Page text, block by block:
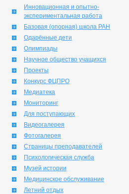
Инновационная и опытно-
экспериментальная работа
Базовая (опорная) школа РАН
Одарённые дети
Олимпиады
Научное общество учащихся
Проекты
Конкурс ФЦПРО
Медиатека
Мониторинг
Для поступающих
Видеогалерея
Фотогалерея
Страницы преподавателей
Психологическая служба
Музей истории
Медицинское обслуживание
Летний отдых